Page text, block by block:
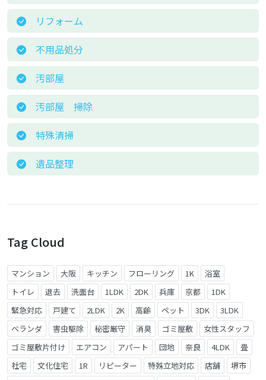
リフォーム
不用品処分
汚部屋
汚部屋 掃除
特殊清掃
遺品整理
Tag Cloud
マンション 大阪 キッチン フローリング 1K
浴室
トイレ
退去 洗面台 1LDK 2DK 兵庫 京都
1DK
緊急対応
戸建て 2LDK 2K 高齢 ペット 3DK
3LDK
ベランダ
害虫駆除 秘密厳守 消臭 ゴミ屋敷
女性スタッフ
ゴミ屋敷片付け
エアコン アパート 団地 奈良 4LDK
畳
社宅
文化住宅 1R リピーター 特殊立地対応 店舗
堺市